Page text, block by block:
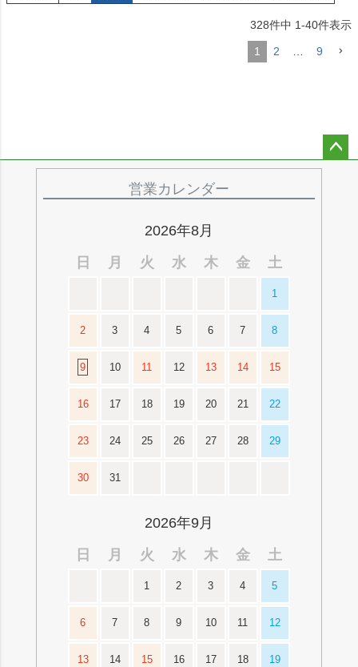
328件中 1-40件表示
1 2 9
営業カレンダー
2026年8月
日
月 火 水 木 金 土
1
2 3 4 5 6 7 8
9 10 11 12 13 14 15
16 17 18 19 20 21 22
23 24 25 26 27 28 29
30 31
2026年9月
日
月 火 水 木 金 土
1 2 3 4 5
6 7 8 9 10 11 12
13 14 15 16 17 18 19